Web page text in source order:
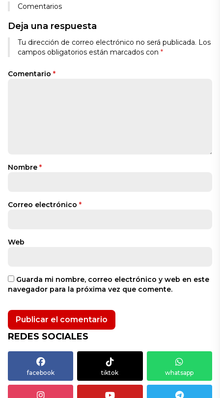
Comentarios
Deja una respuesta
Tu dirección de correo electrónico no será publicada. Los
campos obligatorios están marcados con *
Comentario *
Nombre *
Correo electrónico *
Web
Guarda mi nombre, correo electrónico y web en este
navegador para la próxima vez que comente.
REDES SOCIALES
facebook tiktok whatsapp